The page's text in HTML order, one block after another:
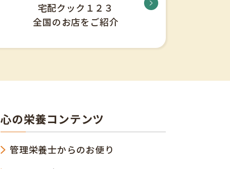
宅配クック１２３
全国のお店をご紹介
心の栄養コンテンツ
管理栄養士からのお便り